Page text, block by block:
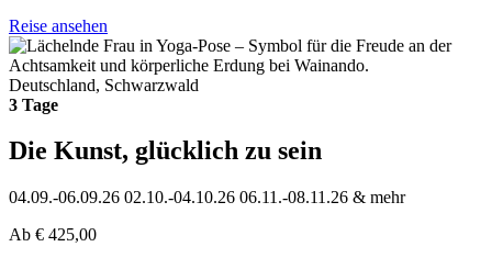
Reise ansehen
Deutschland, Schwarzwald
3 Tage
Die Kunst, glücklich zu sein
04.09.-06.09.26 02.10.-04.10.26 06.11.-08.11.26 & mehr
Ab € 425,00